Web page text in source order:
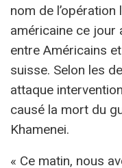
nom de
américaine ce jour
entre Américains
suisse. Selon les
attaque
causé la mort du
Khamenei.
« Ce matin, nous